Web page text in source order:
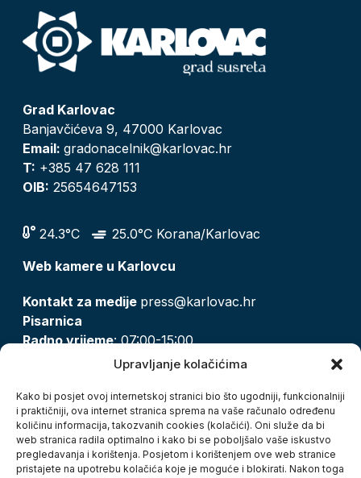
Upravljanje kolačićima
Kako bi posjet ovoj internetskoj stranici bio što ugodniji, funkcionalniji
i praktičniji, ova internet stranica sprema na vaše računalo određenu
količinu informacija, takozvanih cookies (kolačići). Oni služe da bi
web stranica radila optimalno i kako bi se poboljšalo vaše iskustvo
pregledavanja i korištenja. Posjetom i korištenjem ove web stranice
pristajete na upotrebu kolačića koje je moguće i blokirati. Nakon toga
Grad Karlovac
Banjavčićeva 9, 47000 Karlovac
Email: gradonacelnik@karlovac.hr
T: +385 47 628 111
OIB: 25654647153
24.3°C
25.0°C Korana/Karlovac
Web kamere u Karlovcu
Kontakt za medije press@karlovac.hr
Pisarnica
Radno vrijeme: 07:00-15:00
pisarnica@karlovac.hr
Zaštita osobnih podataka
Pristup informacijama